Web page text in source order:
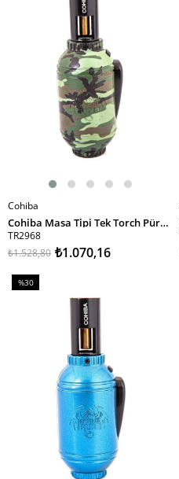
SEPETE EKLE
Cohiba
Cohiba Masa Tipi Tek Torch Pürmüz Kamuflaj Desen Puro Çakmağı
TR2968
₺1.070,16
₺1.528,80
%30